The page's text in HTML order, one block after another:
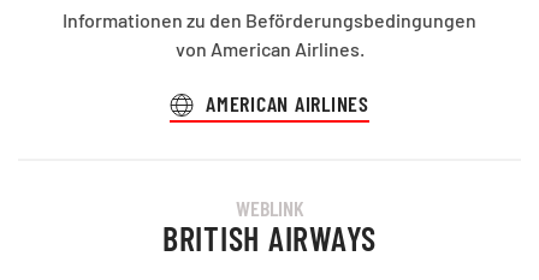
Informationen zu den Beförderungsbedingungen
von American Airlines.
AMERICAN AIRLINES
WEBLINK
BRITISH AIRWAYS